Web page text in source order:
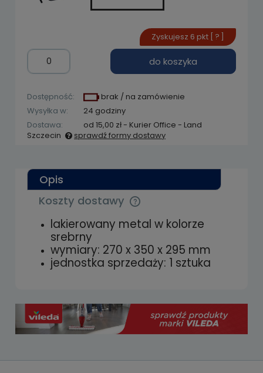
do koszyka
Zyskujesz 6 pkt [ ? ]
Dostępność:
brak / na zamówienie
Wysyłka w:
24 godziny
Dostawa:
od 15,00 zł- Kurier Office - Land
Szczecin
sprawdź formy dostawy
Opis
Koszty dostawy
Cena nie zawiera ewentualnych kosztów
płatności
lakierowany metal w kolorze
srebrny
wymiary: 270 x 350 x 295 mm
jednostka sprzedaży: 1 sztuka